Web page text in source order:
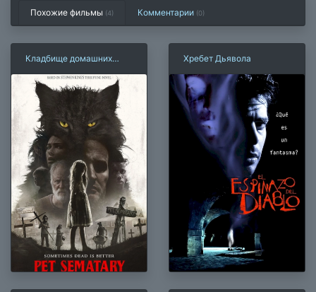
Похожие фильмы (4) Комментарии (0)
Кладбище домашних
Хребет Дьявола